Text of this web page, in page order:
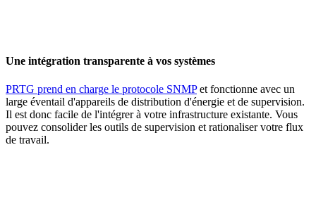
Une intégration transparente à vos systèmes
PRTG prend en charge le protocole SNMPet fonctionne avec un
large éventail d'appareils de distribution d'énergie et de supervision.
Il est donc facile de l'intégrer à votre infrastructure existante. Vous
pouvez consolider les outils de supervision et rationaliser votre flux
de travail.